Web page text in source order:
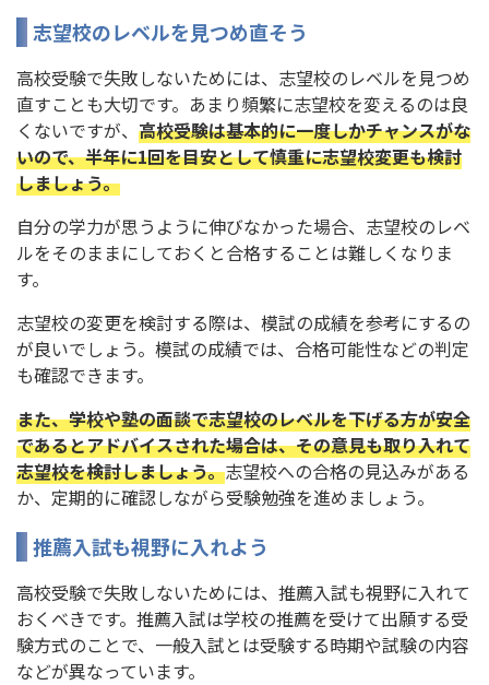
志望校のレベルを見つめ直そう
高校受験で失敗しないためには、志望校のレベルを見つめ
直すことも大切です。あまり頻繁に志望校を変えるのは良
くないですが、 高校受験は基本的に一度しかチャンスがな
いので、半年に1回を目安として慎重に志望校変更も検討
しましょう。
自分の学力が思うように伸びなかった場合、志望校のレベ
ルをそのままにしておくと合格することは難しくなりま
す。
志望校の変更を検討する際は、模試の成績を参考にするの
が良いでしょう。模試の成績では、合格可能性などの判定
も確認できます。
また、学校や塾の面談で志望校のレベルを下げる方が安全
であるとアドバイスされた場合は、その意見も取り入れて
志望校を検討しましょう。志望校への合格の見込みがある
か、定期的に確認しながら受験勉強を進めましょう。
推薦入試も視野に入れよう
高校受験で失敗しないためには、推薦入試も視野に入れて
おくべきです。推薦入試は学校の推薦を受けて出願する受
験方式のことで、一般入試とは受験する時期や試験の内容
などが異なっています。